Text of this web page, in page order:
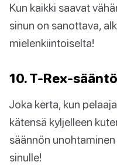
Kun kaikki saavat
sinun on sanottava,
mielenkiintoiselta!
10. T-Rex-sääntö
Joka kerta, kun
kätensä kyljelleen
säännön
sinulle!